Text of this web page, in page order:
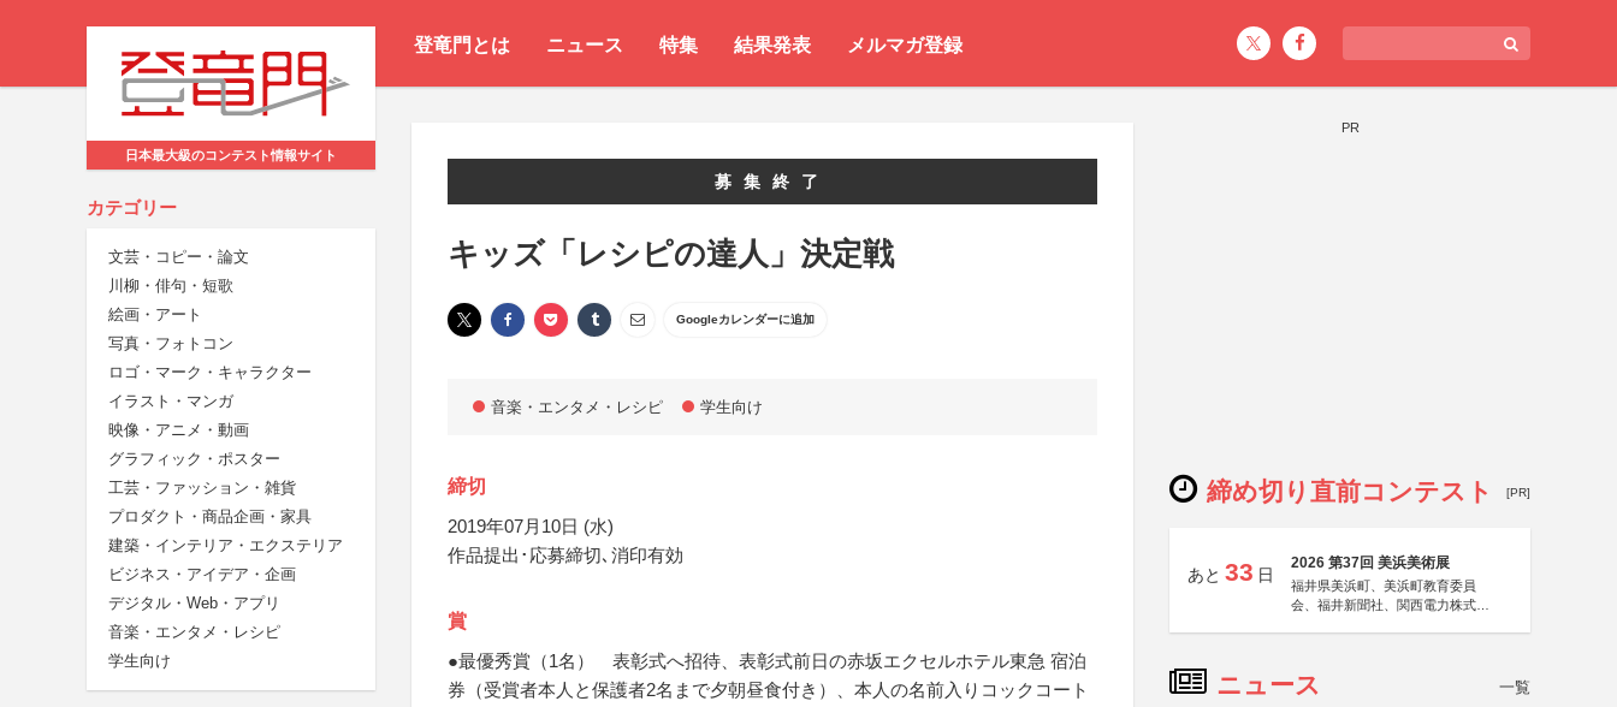
登竜門とは ニュース 特集 結果発表 メルマガ登録
日本最大級のコンテスト情報サイト
カテゴリー
文芸・コピー・論文
川柳・俳句・短歌
絵画・アート
写真・フォトコン
ロゴ・マーク・キャラクター
イラスト・マンガ
映像・アニメ・動画
グラフィック・ポスター
工芸・ファッション・雑貨
プロダクト・商品企画・家具
建築・インテリア・エクステリア
ビジネス・アイデア・企画
デジタル・Web・アプリ
音楽・エンタメ・レシピ
学生向け
募集終了
キッズ「レシピの達人」決定戦
Googleカレンダーに追加
音楽・エンタメ・レシピ 学生向け
締切
2019年07月10日 (水)
作品提出･応募締切､消印有効
賞
●最優秀賞（1名） 表彰式へ招待、表彰式前日の赤坂エクセルホテル東急 宿泊
券（受賞者本人と保護者2名まで夕朝昼食付き）、本人の名前入りコックコート
PR
締め切り直前コンテスト [PR]
あと 33 日
2026 第37回 美浜美術展
福井県美浜町、美浜町教育委員
会、福井新聞社、関西電力株式会
ニュース 一覧